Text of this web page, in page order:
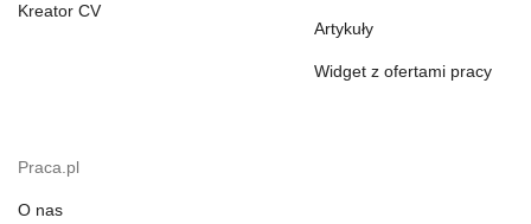
Kreator CV
Artykuły
Widget z ofertami pracy
Praca.pl
O nas